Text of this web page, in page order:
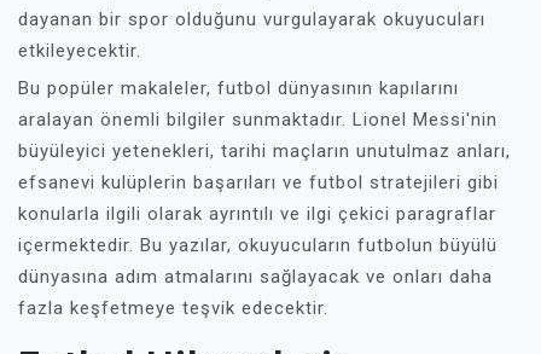
dayanan bir spor olduğunu vurgulayarak okuyucuları
etkileyecektir.
Bu popüler makaleler, futbol dünyasının kapılarını
aralayan önemli bilgiler sunmaktadır. Lionel Messi'nin
büyüleyici yetenekleri, tarihi maçların unutulmaz anları,
efsanevi kulüplerin başarıları ve futbol stratejileri gibi
konularla ilgili olarak ayrıntılı ve ilgi çekici paragraflar
içermektedir. Bu yazılar, okuyucuların futbolun büyülü
dünyasına adım atmalarını sağlayacak ve onları daha
fazla keşfetmeye teşvik edecektir.